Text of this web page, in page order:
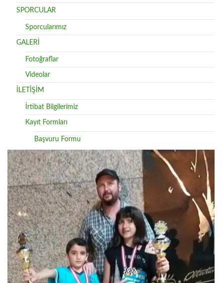
SPORCULAR
Sporcularımız
GALERİ
Fotoğraflar
Videolar
İLETİŞİM
İrtibat Bilgilerimiz
Kayıt Formları
Başvuru Formu